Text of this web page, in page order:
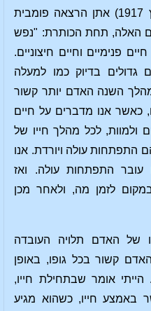
חיצוניים. מחרתיים (ב-15 במרץ 1917) אתן הרצאה פומבית
האלה, תחת הכותרת: "נפש
פנימיים וחיים חיצוניים.
גדולים בדיוק כמו למעלה
השנה האדם יותר קשור
כאשר אנו מדברים על חיים
ולמוות, לכל מהלך חייו של
עולה ויורדת. אנו
עובר התפתחות עולה. ואז
לזמן מה, ולאחר מכן
של האדם תלויה העובדה
קשור בכל גופו, באופן
אומר שבתחילת חייו,
באמצע חייו, כשהוא מגיע